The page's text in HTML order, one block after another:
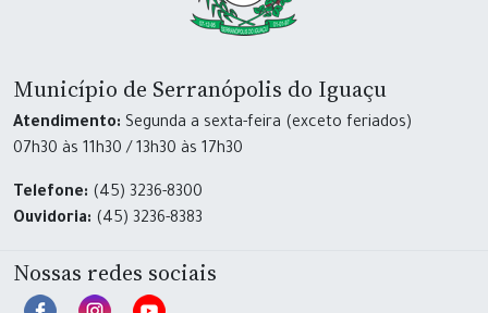
Município de Serranópolis do Iguaçu
Atendimento: Segunda a sexta-feira (exceto feriados)
07h30 às 11h30 / 13h30 às 17h30
Telefone: (45) 3236-8300
Ouvidoria: (45) 3236-8383
Nossas redes sociais